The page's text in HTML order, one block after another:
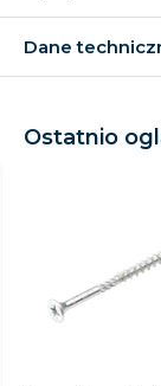
Dane
Ostatnio